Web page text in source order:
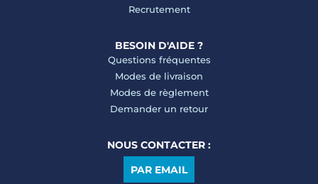
Recrutement
BESOIN D'AIDE ?
Questions fréquentes
Modes de livraison
Modes de règlement
Demander un retour
NOUS CONTACTER :
PAR EMAIL